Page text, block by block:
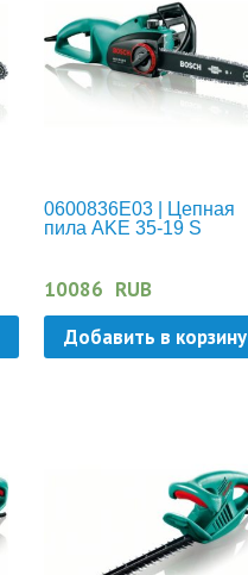
0600836E03 | Цепная
пила AKE 35-19 S
10086 RUB
Добавить в корзину